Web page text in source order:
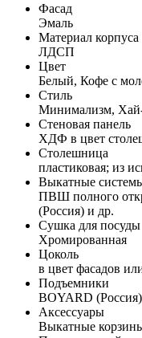
Фасад
Эмаль
Материал корпуса
ЛДСП
Цвет
Белый, Кофе с
Стиль
Минимализм,
Стеновая панель
ХДФ в цвет
Столешница
пластиковая; из
Выкатные
ПВШ полного
(Россия) и др.
Сушка для посуды
Хромированная
Цоколь
в цвет фасадов
Подъемники
BOYARD
Аксессуары
Выкатные